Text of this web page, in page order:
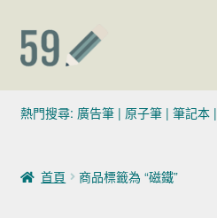
跳至導覽列
跳至主要內容
(02)7729-4140
聯絡我們
熱門搜尋: 廣告筆| 原子筆| 筆記本|
首頁 商品標籤為 “磁鐵”